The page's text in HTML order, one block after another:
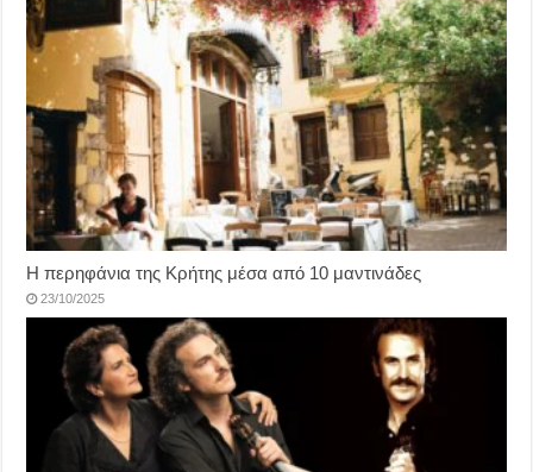
Η περηφάνια της Κρήτης μέσα από 10 μαντινάδες
23/10/2025